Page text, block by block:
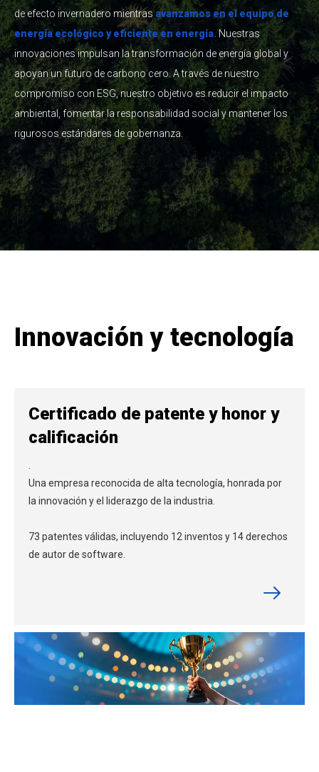
de efecto invernadero mientrasavanzamos en el equipo de
energía ecológico y eficiente en energía.Nuestras
innovaciones impulsan la transformación de energía global y
apoyan un futuro de carbono cero. A través de nuestro
compromiso con ESG, nuestro objetivo es reducir el impacto
ambiental, fomentar la responsabilidad social y mantener los
rigurosos estándares de gobernanza.
Innovación y tecnología
Certificado de patente y honor y
calificación
Una empresa reconocida de alta tecnología, honrada por
la innovación y el liderazgo de la industria.
73 patentes válidas, incluyendo 12 inventos y 14 derechos
de autor de software.